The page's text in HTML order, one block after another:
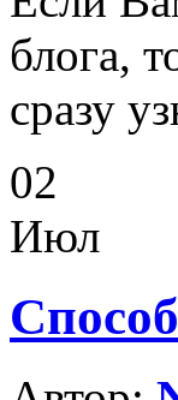
блога,
сразу
02
Июл